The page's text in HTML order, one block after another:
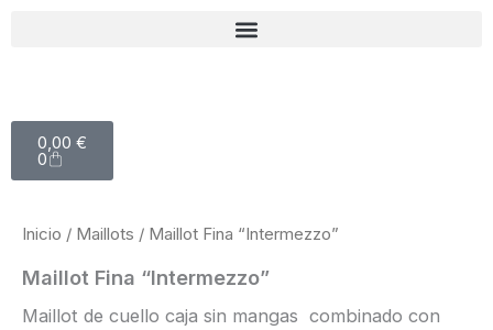
0,00 €
0
Carrito
Inicio / Maillots / Maillot Fina “Intermezzo”
Maillot Fina “Intermezzo”
Maillot de cuello caja sin mangas combinado con